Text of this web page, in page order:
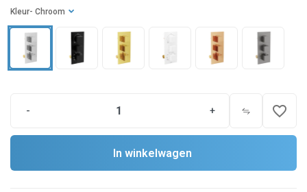
Kleur - Chroom
- + favorite_border
In winkelwagen